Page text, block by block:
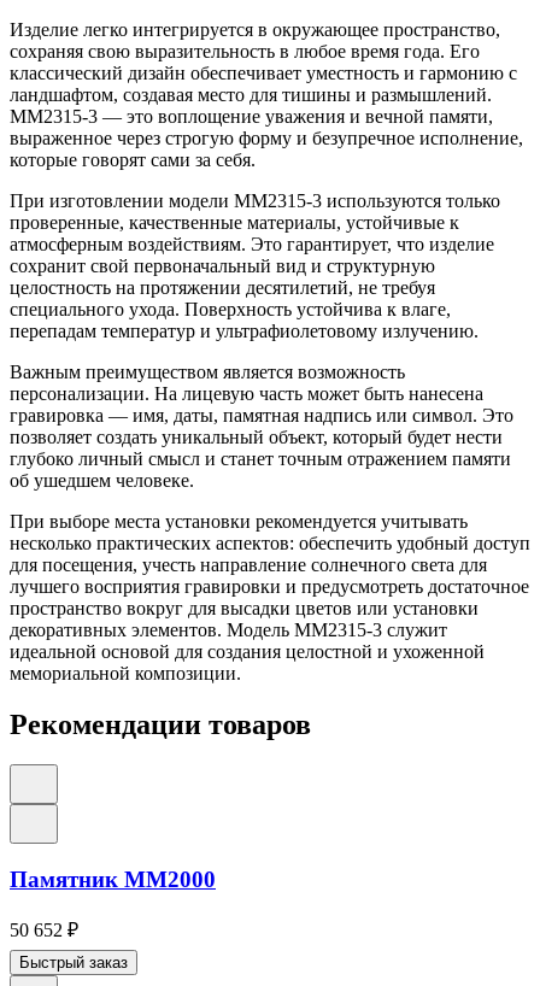
Изделие легко интегрируется в окружающее пространство,
сохраняя свою выразительность в любое время года. Его
классический дизайн обеспечивает уместность и гармонию с
ландшафтом, создавая место для тишины и размышлений.
ММ2315-3 — это воплощение уважения и вечной памяти,
выраженное через строгую форму и безупречное исполнение,
которые говорят сами за себя.
При изготовлении модели ММ2315-3 используются только
проверенные, качественные материалы, устойчивые к
атмосферным воздействиям. Это гарантирует, что изделие
сохранит свой первоначальный вид и структурную
целостность на протяжении десятилетий, не требуя
специального ухода. Поверхность устойчива к влаге,
перепадам температур и ультрафиолетовому излучению.
Важным преимуществом является возможность
персонализации. На лицевую часть может быть нанесена
гравировка — имя, даты, памятная надпись или символ. Это
позволяет создать уникальный объект, который будет нести
глубоко личный смысл и станет точным отражением памяти
об ушедшем человеке.
При выборе места установки рекомендуется учитывать
несколько практических аспектов: обеспечить удобный доступ
для посещения, учесть направление солнечного света для
лучшего восприятия гравировки и предусмотреть достаточное
пространство вокруг для высадки цветов или установки
декоративных элементов. Модель ММ2315-3 служит
идеальной основой для создания целостной и ухоженной
мемориальной композиции.
Рекомендации товаров
Памятник ММ2000
50 652 ₽
Быстрый заказ